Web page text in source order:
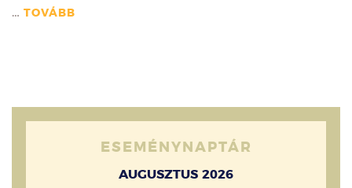
… TOVÁBB
ESEMÉNYNAPTÁR
AUGUSZTUS 2026